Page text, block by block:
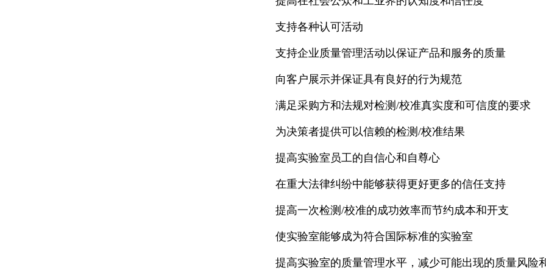
支持各种认可活动
支持企业质量管理活动以保证产品和服务的质量
向客户展示并保证具有良好的行为规范
满足采购方和法规对检测/校准真实度和可信度的要求
为决策者提供可以信赖的检测/校准结果
提高实验室员工的自信心和自尊心
在重大法律纠纷中能够获得更好更多的信任支持
提高一次检测/校准的成功效率而节约成本和开支
使实验室能够成为符合国际标准的实验室
提高实验室的质量管理水平，减少可能出现的质量风险